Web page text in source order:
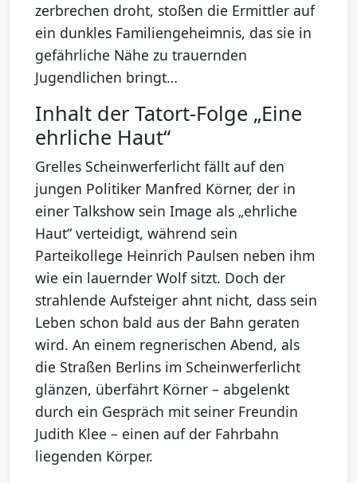
zerbrechen droht, stoßen die Ermittler auf
ein dunkles Familiengeheimnis, das sie in
gefährliche Nähe zu trauernden
Jugendlichen bringt…
Inhalt der Tatort-Folge „Eine
ehrliche Haut“
Grelles Scheinwerferlicht fällt auf den
jungen Politiker Manfred Körner, der in
einer Talkshow sein Image als „ehrliche
Haut“ verteidigt, während sein
Parteikollege Heinrich Paulsen neben ihm
wie ein lauernder Wolf sitzt. Doch der
strahlende Aufsteiger ahnt nicht, dass sein
Leben schon bald aus der Bahn geraten
wird. An einem regnerischen Abend, als
die Straßen Berlins im Scheinwerferlicht
glänzen, überfährt Körner – abgelenkt
durch ein Gespräch mit seiner Freundin
Judith Klee – einen auf der Fahrbahn
liegenden Körper.